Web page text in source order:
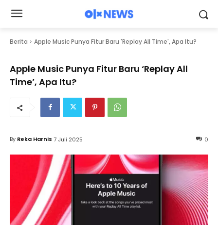
Berita Apple Music Punya Fitur Baru 'Replay All Time', Apa Itu?
Apple Music Punya Fitur Baru ‘Replay All
Time’, Apa Itu?
0
By Reka Harnis 7 Juli 2025